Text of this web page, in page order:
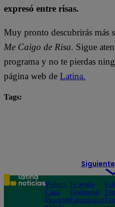
expresó entre risas.
Muy pronto descubrirás más
Me Caigo de Risa. Sigue
programa y no te pierdas
página web de Latina.
Tags:
Política
Lima
Deportes
Te ayudo
Tendencias
Espectáculos